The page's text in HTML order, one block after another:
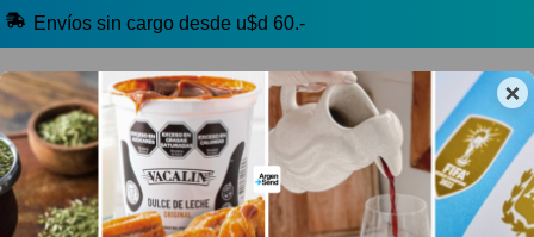
×
Envíos sin cargo desde u$d 60.-
🔥 Libros y más